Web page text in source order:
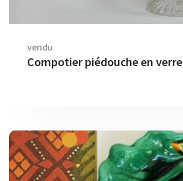
vendu
Compotier piédouche en verre